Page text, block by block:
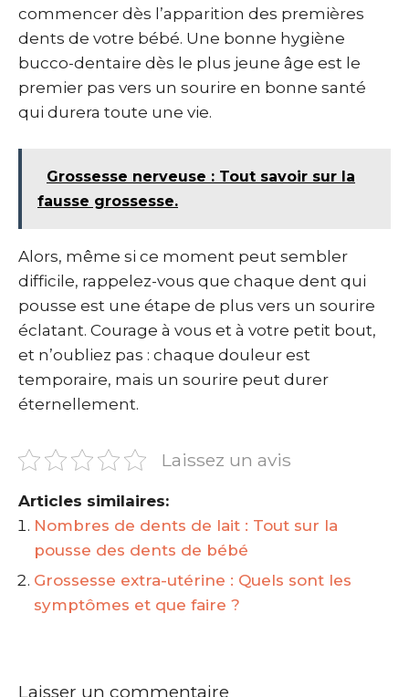
commencer dès l’apparition des premières
dents de votre bébé. Une bonne hygiène
bucco-dentaire dès le plus jeune âge est le
premier pas vers un sourire en bonne santé
qui durera toute une vie.
Grossesse nerveuse : Tout savoir sur la
fausse grossesse.
Alors, même si ce moment peut sembler
difficile, rappelez-vous que chaque dent qui
pousse est une étape de plus vers un sourire
éclatant. Courage à vous et à votre petit bout,
et n’oubliez pas : chaque douleur est
temporaire, mais un sourire peut durer
éternellement.
Laissez un avis
Articles similaires:
Nombres de dents de lait : Tout sur la
pousse des dents de bébé
Grossesse extra-utérine : Quels sont les
symptômes et que faire ?
Laisser un commentaire